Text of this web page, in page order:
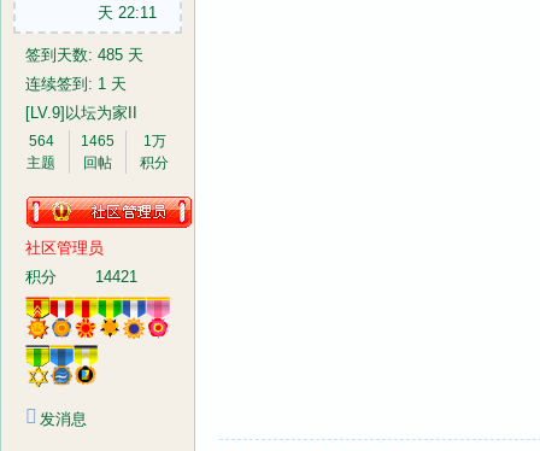
天 22:11
签到天数: 485 天
连续签到: 1 天
[LV.9]以坛为家II
564
主题
1465
回帖
1万
积分
社区管理员
积分
14421
发消息